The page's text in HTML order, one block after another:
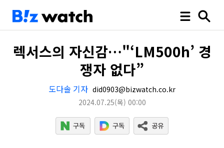
렉서스의 자신감…"‘LM500h’ 경
쟁자 없다”
도다솔 기자 did0903@bizwatch.co.kr
2024.07.25(목) 00:00